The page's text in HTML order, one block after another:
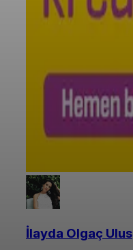
İlayda Olgaç Ulus